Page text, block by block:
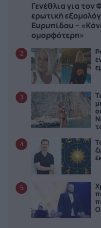
Γενέθλια για
ερωτική
Ευρυπίδου –
ομορφότερη»
2
3
4
5